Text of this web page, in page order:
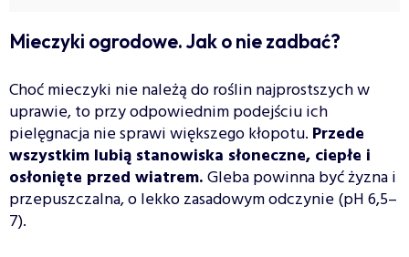
Mieczyki ogrodowe. Jak o nie zadbać?
Choć mieczyki nie należą do roślin najprostszych w
uprawie, to przy odpowiednim podejściu ich
pielęgnacja nie sprawi większego kłopotu. Przede
wszystkim lubią stanowiska słoneczne, ciepłe i
osłonięte przed wiatrem.Gleba powinna być żyzna i
przepuszczalna, o lekko zasadowym odczynie (pH 6,5–
7).